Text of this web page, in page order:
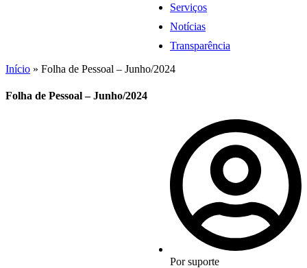
Serviços
Notícias
Transparência
Início » Folha de Pessoal – Junho/2024
Folha de Pessoal – Junho/2024
Porsuporte